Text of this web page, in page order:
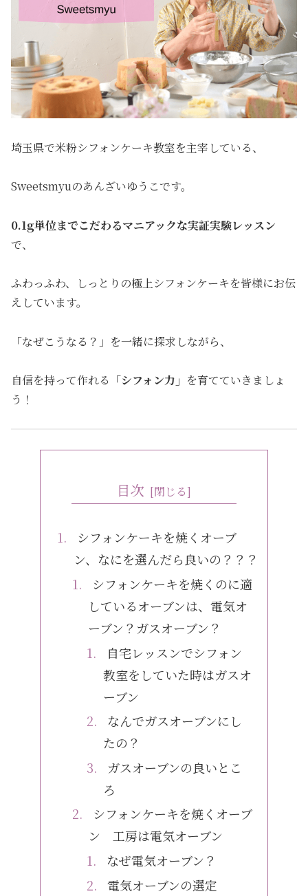
埼玉県で米粉シフォンケーキ教室を主宰している、
Sweetsmyuのあんざいゆうこです。
0.1g単位までこだわるマニアックな実証実験レッスン
で、
ふわっふわ、しっとりの極上シフォンケーキを皆様にお伝
えしています。
「なぜこうなる？」を一緒に探求しながら、
自信を持って作れる 「シフォン力」 を育てていきましょ
う！
目次
シフォンケーキを焼くオーブ
ン、なにを選んだら良いの？？？
シフォンケーキを焼くのに適
しているオーブンは、電気オ
ーブン？ガスオーブン？
自宅レッスンでシフォン
教室をしていた時はガスオ
ーブン
なんでガスオーブンにし
たの？
ガスオーブンの良いとこ
ろ
シフォンケーキを焼くオーブ
ン 工房は電気オーブン
なぜ電気オーブン？
電気オーブンの選定